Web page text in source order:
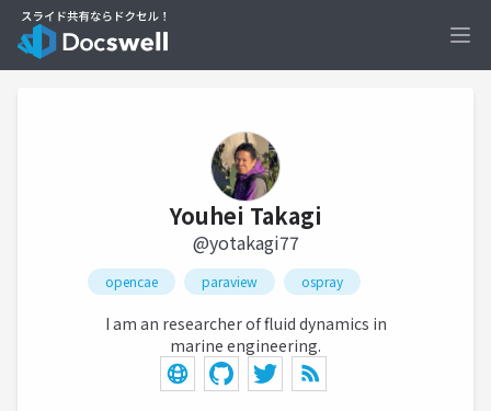
Youhei Takagi
@yotakagi77
opencae paraview ospray
I am an researcher of fluid dynamics in
marine engineering.